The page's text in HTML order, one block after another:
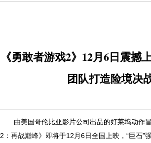
《勇敢者游戏2》12月6日震撼
团队打造险境决
由美国哥伦比亚影片公司出品的好莱坞动作
2：再战巅峰》即将于12月6日全国上映，“巨石”